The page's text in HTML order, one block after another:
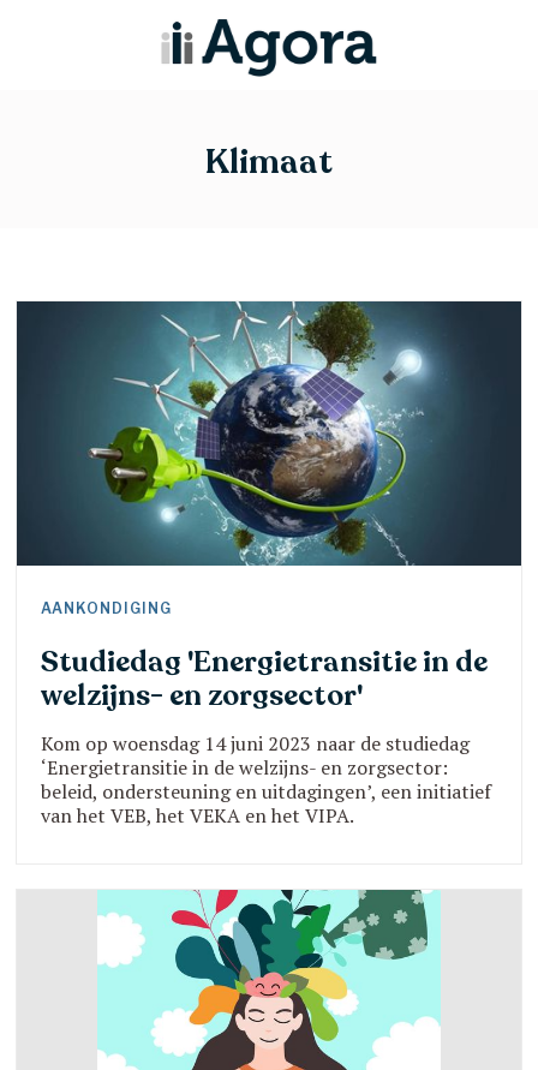
Klimaat
AANKONDIGING
Studiedag 'Energietransitie in de
welzijns- en zorgsector'
Kom op woensdag 14 juni 2023 naar de studiedag
‘Energietransitie in de welzijns- en zorgsector:
beleid, ondersteuning en uitdagingen’, een initiatief
van het VEB, het VEKA en het VIPA.